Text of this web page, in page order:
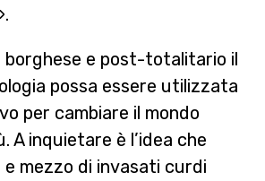
borghese e post-totalitario il
possa essere utilizzata
per cambiare il mondo
A inquietare è l’idea che
mezzo di invasati curdi